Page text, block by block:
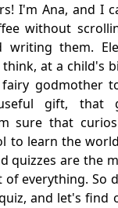
I'm Ana, and I
without
them.
think, at a child's
godmother
gift, that
sure that
to learn the
quizzes are the
of everything. So
and let's find